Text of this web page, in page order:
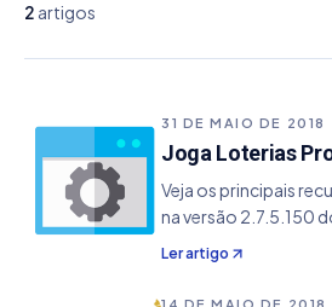
2 artigos
31 DE MAIO DE 2018
Joga Loterias
Veja os principais
na versão 2.7.5.150
Profissional. -
de Sorte juntamente
impressão -
Ler artigo